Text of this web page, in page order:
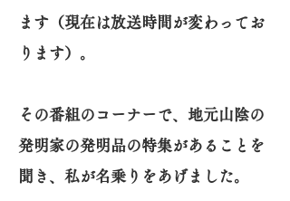
ます（現在は放送時間が変わってお
ります）。
その番組のコーナーで、地元山陰の
発明家の発明品の特集があることを
聞き、私が名乗りをあげました。